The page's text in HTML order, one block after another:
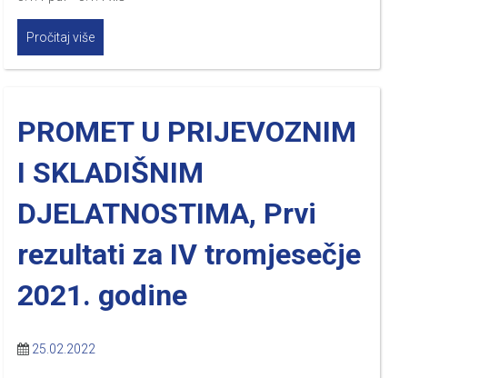
Pročitaj više
PROMET U PRIJEVOZNIM
I SKLADIŠNIM
DJELATNOSTIMA, Prvi
rezultati za IV tromjesečje
2021. godine
25.02.2022